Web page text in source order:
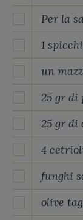
Per la
1
un
25 gr di
25 gr di
4
funghi
olive